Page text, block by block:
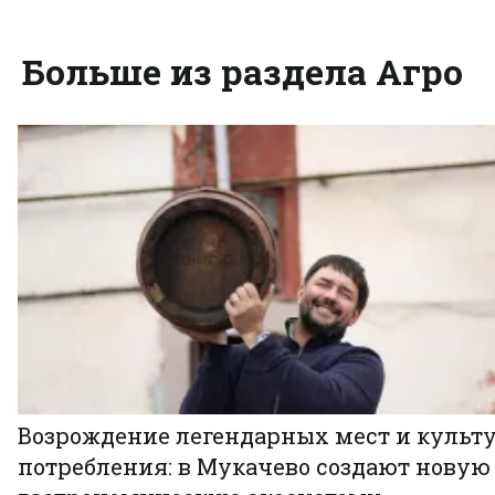
Больше из раздела Агро
Возрождение легендарных мест и
потребления: в Мукачево создают новую